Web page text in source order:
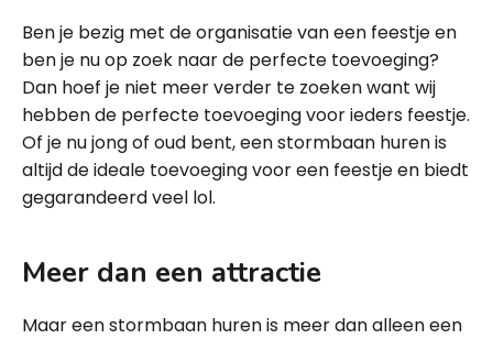
Ben je bezig met de organisatie van een feestje en
ben je nu op zoek naar de perfecte toevoeging?
Dan hoef je niet meer verder te zoeken want wij
hebben de perfecte toevoeging voor ieders feestje.
Of je nu jong of oud bent, een stormbaan huren is
altijd de ideale toevoeging voor een feestje en biedt
gegarandeerd veel lol.
Meer dan een attractie
Maar een stormbaan huren is meer dan alleen een